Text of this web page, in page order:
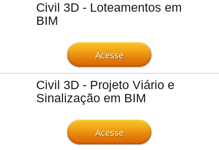
Civil 3D - Loteamentos em
BIM
Acesse
Civil 3D - Projeto Viário e
Sinalização em BIM
Acesse